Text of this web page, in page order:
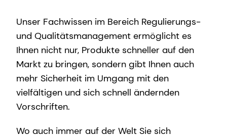
Unser Fachwissen im Bereich Regulierungs-
und Qualitätsmanagement ermöglicht es
Ihnen nicht nur, Produkte schneller auf den
Markt zu bringen, sondern gibt Ihnen auch
mehr Sicherheit im Umgang mit den
vielfältigen und sich schnell ändernden
Vorschriften.
Wo auch immer auf der Welt Sie sich